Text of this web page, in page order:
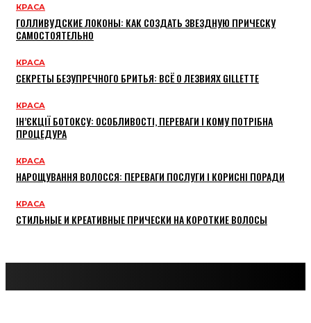
КРАСА
ГОЛЛИВУДСКИЕ ЛОКОНЫ: КАК СОЗДАТЬ ЗВЕЗДНУЮ ПРИЧЕСКУ
САМОСТОЯТЕЛЬНО
КРАСА
СЕКРЕТЫ БЕЗУПРЕЧНОГО БРИТЬЯ: ВСЁ О ЛЕЗВИЯХ GILLETTE
КРАСА
ІН’ЄКЦІЇ БОТОКСУ: ОСОБЛИВОСТІ, ПЕРЕВАГИ І КОМУ ПОТРІБНА
ПРОЦЕДУРА
КРАСА
НАРОЩУВАННЯ ВОЛОССЯ: ПЕРЕВАГИ ПОСЛУГИ І КОРИСНІ ПОРАДИ
КРАСА
СТИЛЬНЫЕ И КРЕАТИВНЫЕ ПРИЧЕСКИ НА КОРОТКИЕ ВОЛОСЫ